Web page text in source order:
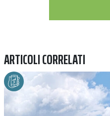
ARTICOLI CORRELATI